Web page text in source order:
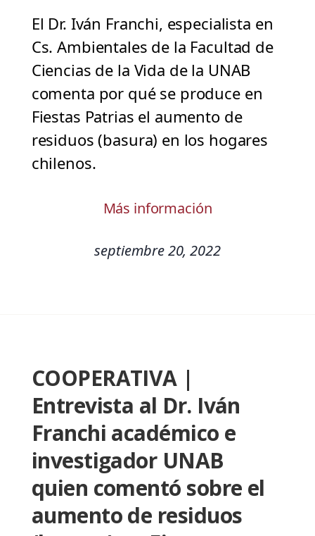
El Dr. Iván Franchi, especialista en
Cs. Ambientales de la Facultad de
Ciencias de la Vida de la UNAB
comenta por qué se produce en
Fiestas Patrias el aumento de
residuos (basura) en los hogares
chilenos.
Más información
septiembre 20, 2022
COOPERATIVA |
Entrevista al Dr. Iván
Franchi académico e
investigador UNAB
quien comentó sobre el
aumento de residuos